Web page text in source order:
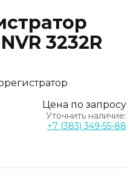
3232R
Цена по запросу
Уточнить наличие:
+7 (383) 349-55-88